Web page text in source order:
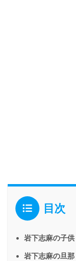
目次
岩下志麻の子
岩下志麻の旦